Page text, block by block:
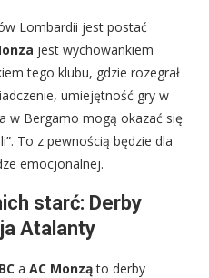
Lombardii jest postać
jest wychowankiem
tego klubu, gdzie rozegrał
umiejętność gry w
w Bergamo mogą okazać się
To z pewnością będzie dla
emocjonalnej.
starć: Derby
Atalanty
a AC Monząto derby